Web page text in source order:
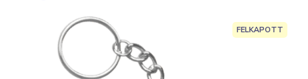
FELKAPOTT